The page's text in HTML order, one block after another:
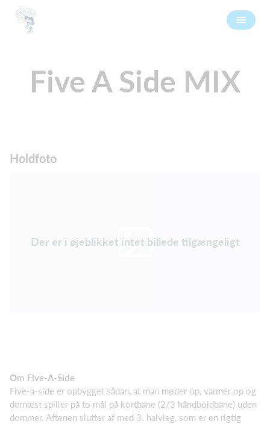
Five A Side MIX
Holdfoto
Der er i øjeblikket intet billede tilgængeligt
Om Five-A-Side
Five-a-side er opbygget sådan, at man møder op, varmer op og
dernæst spiller på to mål på kortbane (2/3 håndboldbane) uden
dommer. Aftenen slutter af med 3. halvleg, som er en rigtig